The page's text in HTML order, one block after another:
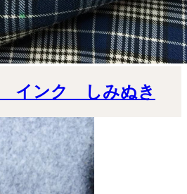
インク しみぬき